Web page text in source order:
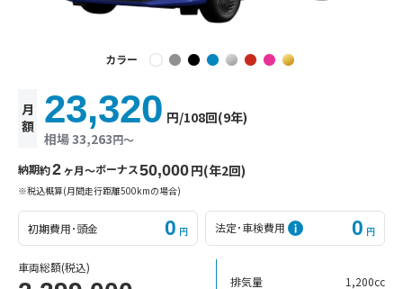
カラー
月
額
相場 33,263円〜
23,320 円/108回(9年)
納期約2ヶ月〜ボーナス50,000円(年2回)
※税込概算(月間走行距離500kmの場合)
初期費用･頭金 0 円 法定･車検費用 0 円
車両総額(税込)
排気量
1,200cc